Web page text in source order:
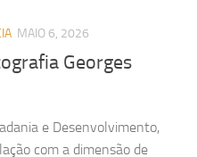
MAIO 6, 2026
Georges
e Desenvolvimento,
com a dimensão de